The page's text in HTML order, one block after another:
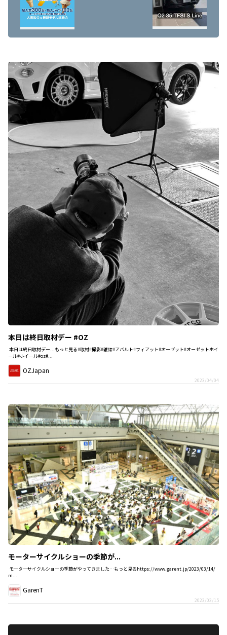
本日は終日取材デー #OZ
本日は終日取材デー...もっと見る#取材#撮影#雑誌#アバルト#フィアット#オーゼット#オーゼットホイ
ール#ホイール#oz#...
OZJapan
2023/04/04
モーターサイクルショーの季節が...
モーターサイクルショーの季節がやってきました…もっと見るhttps://www.garent.jp/2023/03/14/
m...
GarenT
2023/03/15